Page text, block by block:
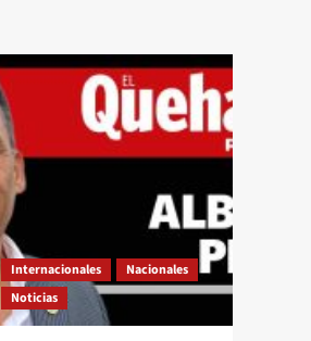
Internacionales
Nacionales
Noticias